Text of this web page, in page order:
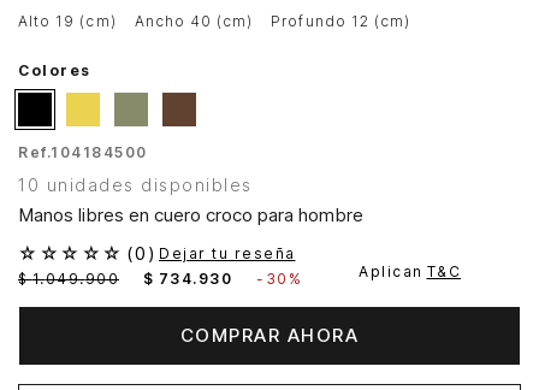
alto 19 (cm)
ancho 40 (cm) profundo 12 (cm)
Colores
Ref.104184500
10 unidades disponibles
Manos libres en cuero croco para hombre
☆ ☆ ☆ ☆ ☆ (0 ) Dejar tu reseña
$ 1.049.900 $ 734. 930 - 30% Aplican T&C
COMPRAR AHORA